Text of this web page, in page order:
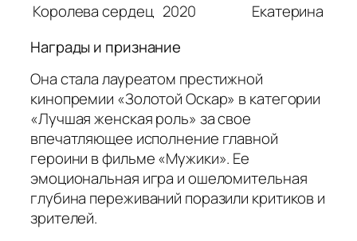
Королева сердец 2020
Екатерина
Награды и признание
Она стала лауреатом престижной
кинопремии «Золотой Оскар» в категории
«Лучшая женская роль» за свое
впечатляющее исполнение главной
героини в фильме «Мужики». Ее
эмоциональная игра и ошеломительная
глубина переживаний поразили критиков и
зрителей.